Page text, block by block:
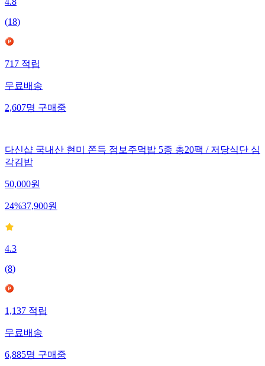
4.8
(18)
717적립
무료배송
2,607명구매중
다신샵 국내산 현미 쫀득 점보주먹밥 5종 총20팩 / 저당식단 심
각김밥
50,000원
24%37,900원
4.3
(8)
1,137적립
무료배송
6,885명구매중